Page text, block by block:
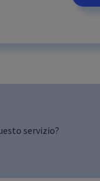
servizio?